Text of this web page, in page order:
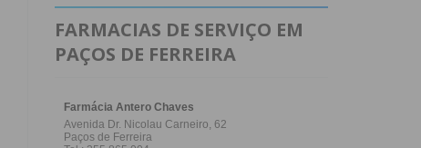
FARMACIAS DE SERVIÇO EM
PAÇOS DE FERREIRA